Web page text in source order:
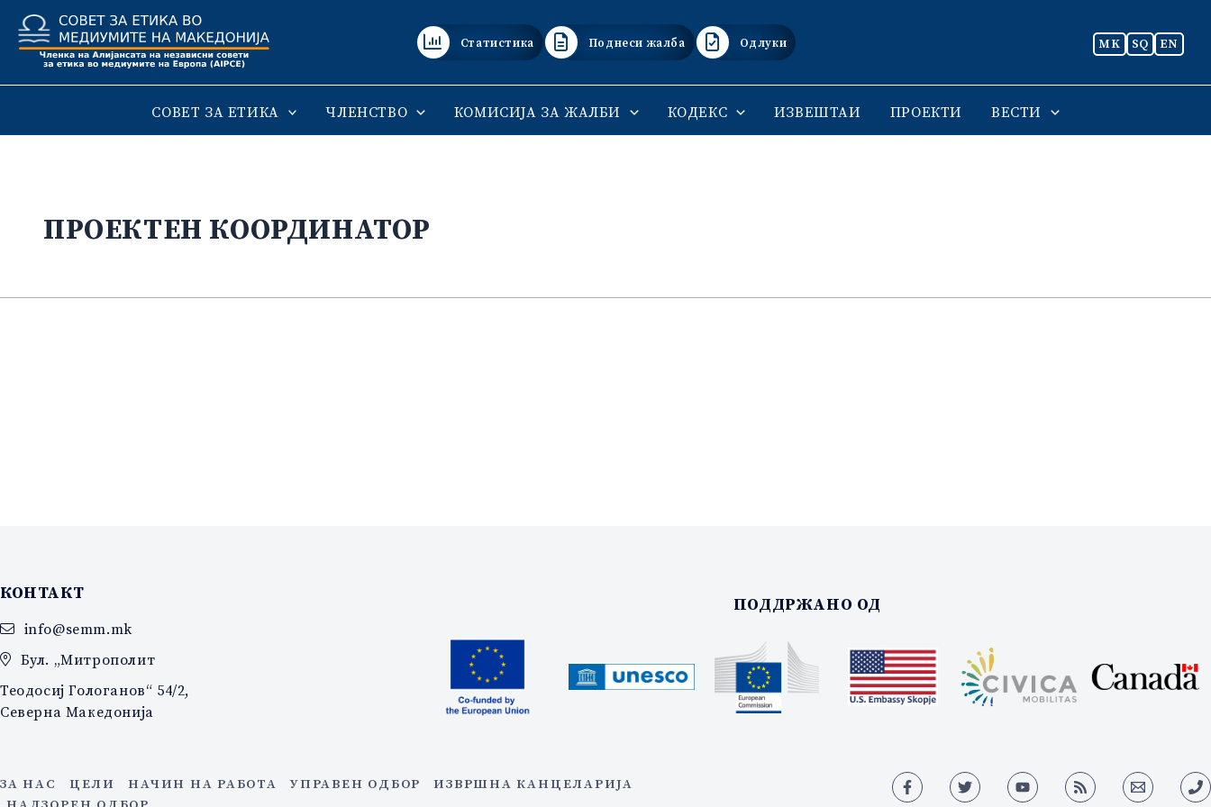
Skip
content
Статистика Поднеси жалба Одлуки MK SQ EN
СОВЕТ ЗА ЕТИКА ЧЛЕНСТВО КОМИСИЈА ЗА ЖАЛБИ КОДЕКС ИЗВЕШТАИ ПРОЕКТИ ВЕСТИ
ПРОЕКТЕН КООРДИНАТОР
КОНТАКТ
info@semm.mk
Бул. „Митрополит
Теодосиј Гологанов“ 54/2,
Северна Македонија
ПОДДРЖАНО ОД
ЗА НАС ЦЕЛИ НАЧИН НА РАБОТА УПРАВЕН ОДБОР
ИЗВРШНА КАНЦЕЛАРИЈА